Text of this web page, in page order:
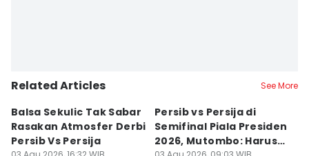
Related Articles See More
Balsa Sekulic Tak Sabar
Rasakan Atmosfer Derbi
Persib Vs Persija
Persib vs Persija di
Semifinal Piala Presiden
2026, Mutombo: Harus